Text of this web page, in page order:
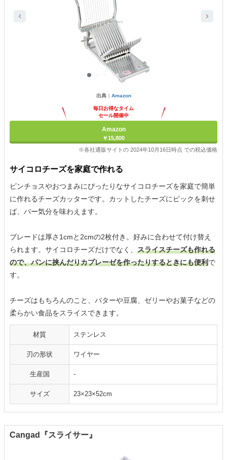
出典： Amazon
毎日お得なタイム
セール開催中
Amazon
￥15,800
※各社通販サイトの 2024年10月16日時点 での税込価格
サイコロチーズを家庭で作れる
ピンチョスやおつまみにぴったりなサイコロチーズを家庭で簡単
に作れるチーズカッターです。カットしたチーズにピックを刺せ
ば、バー気分を味わえます。
ブレードは厚さ1cmと2cmの2枚付き。好みに合わせて付け替え
られます。サイコロチーズだけでなく、 スライスチーズも作れる
ので、パンに挟んだりカプレーゼを作ったりするときにも便利で
す。
チーズはもちろんのこと、バターや豆腐、ゼリーやお菓子などの
柔らかい食品をスライスできます。
材質 ステンレス
刃の形状 ワイヤー
生産国 -
サイズ 23×23×52cm
Cangad『スライサー』